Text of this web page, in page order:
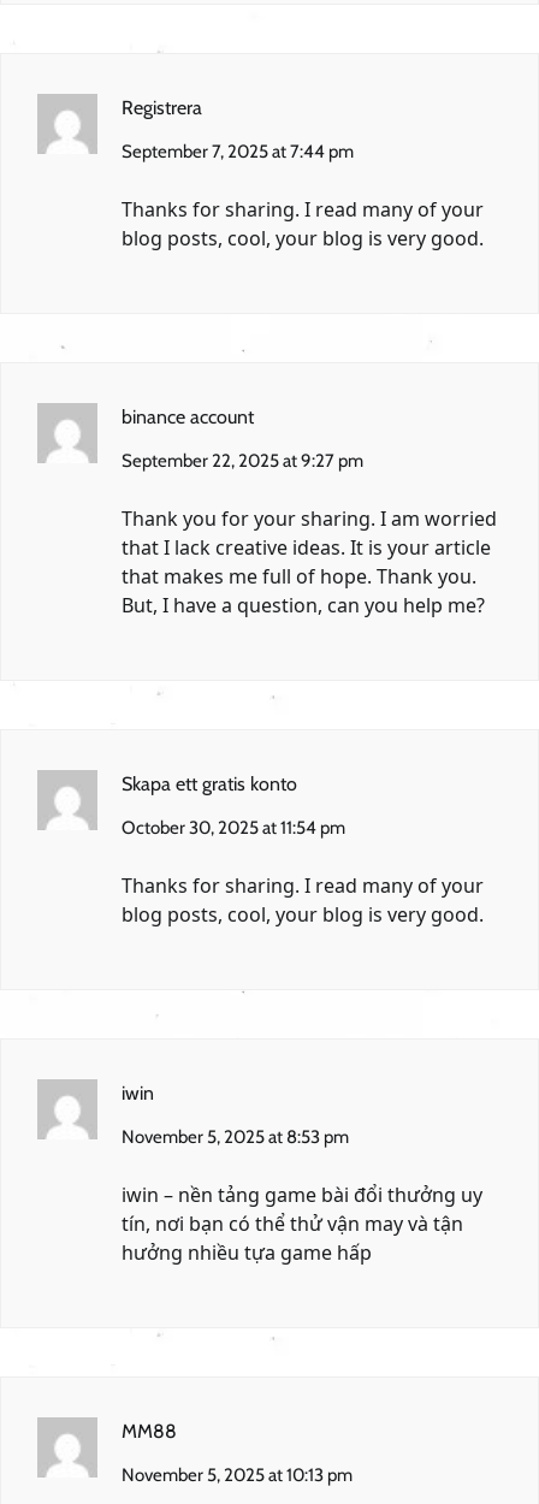
Registrera
September 7, 2025 at 7:44 pm
Thanks for sharing. I read many of your
blog posts, cool, your blog is very good.
binance account
September 22, 2025 at 9:27 pm
Thank you for your sharing. I am worried
that I lack creative ideas. It is your article
that makes me full of hope. Thank you.
But, I have a question, can you help me?
Skapa ett gratis konto
October 30, 2025 at 11:54 pm
Thanks for sharing. I read many of your
blog posts, cool, your blog is very good.
iwin
November 5, 2025 at 8:53 pm
iwin – nền tảng game bài đổi thưởng uy
tín, nơi bạn có thể thử vận may và tận
hưởng nhiều tựa game hấp
MM88
November 5, 2025 at 10:13 pm